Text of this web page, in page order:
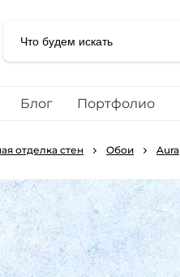
Блог Портфолио
отделка стен Обои Aura